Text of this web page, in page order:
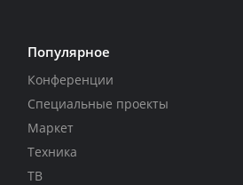
Популярное
Конференции
Специальные проекты
Маркет
Техника
ТВ